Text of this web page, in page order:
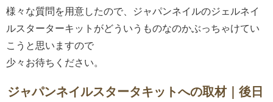
様々な質問を用意したので、ジャパンネイルのジェルネイ
ルスターターキットがどういうものなのかぶっちゃけてい
こうと思いますので
少々お待ちください。
ジャパンネイルスタータキットへの取材｜後日